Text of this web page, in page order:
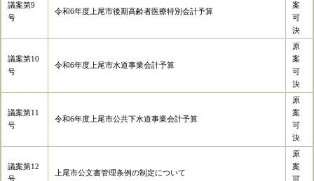
議案第9
号
令和6年度上尾市後期高齢者医療特別会計予算
案
可
決
議案第10
号
令和6年度上尾市水道事業会計予算
原
案
可
決
議案第11
号
令和6年度上尾市公共下水道事業会計予算
原
案
可
決
議案第12
号
上尾市公文書管理条例の制定について
原
案
可